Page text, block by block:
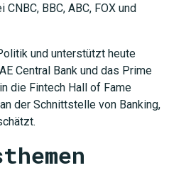
BBC, ABC, FOX und
und unterstützt heute
Central Bank und das Prime
die Fintech Hall of Fame
der Schnittstelle von Banking,